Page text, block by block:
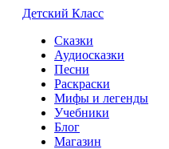
Детский Класс
Сказки
Аудиосказки
Песни
Раскраски
Мифы и легенды
Учебники
Блог
Магазин